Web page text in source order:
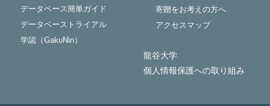
データベース簡単ガイド
データベーストライアル
学認（GakuNin）
寄贈をお考えの方へ
アクセスマップ
龍谷大学
個人情報保護への取り組み